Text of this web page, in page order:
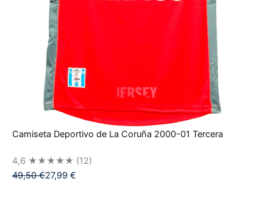
Camiseta Deportivo de La Coruña 2000-01 Tercera
4,6 ★★★★★ (12)
49,50€27,99 €